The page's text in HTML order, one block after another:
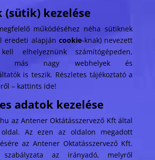
(sütik) kezelése
működéséhez néha sütiknek
eredeti alapján cookie-knak) nevezett
elhelyeznünk számítógépeden,
más nagy webhelyek és
is teszik. Részletes tájékoztató a
– kattints ide!
adatok kezelése
az Antener Oktátásszervező Kft által
Az ezen az oldalon megadott
az Antener Oktatásszervező Kft.
szabályzata az irányadó, melyről